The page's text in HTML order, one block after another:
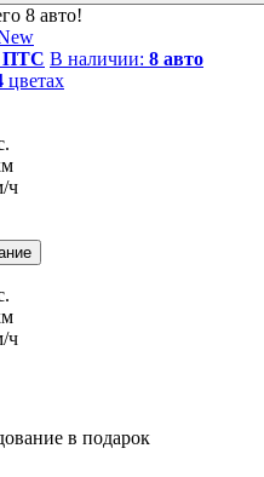
8 авто!
ПТС В наличии: 8 авто
цветах
ч
ч
в подарок